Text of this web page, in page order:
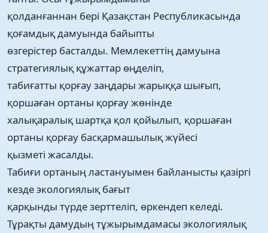
қолданғаннан бері Қазақстан Республикасында
қоғамдық дамуында байыпты
өзгерістер басталды. Мемлекеттің дамуына
стратегиялық құжаттар өңделіп,
табиғатты қорғау заңдары жарыққа шығып,
қоршаған ортаны қорғау жөнінде
халықаралық шартқа қол қойылып, қоршаған
ортаны қорғау басқармашылық жүйесі
қызметі жасалды.
Табиғи ортаның ластануымен байланысты қазіргі
кезде экологиялық бағыт
қарқынды түрде зерттеліп, өркендеп келеді.
Тұрақты дамудың тұжырымдамасы экологиялық